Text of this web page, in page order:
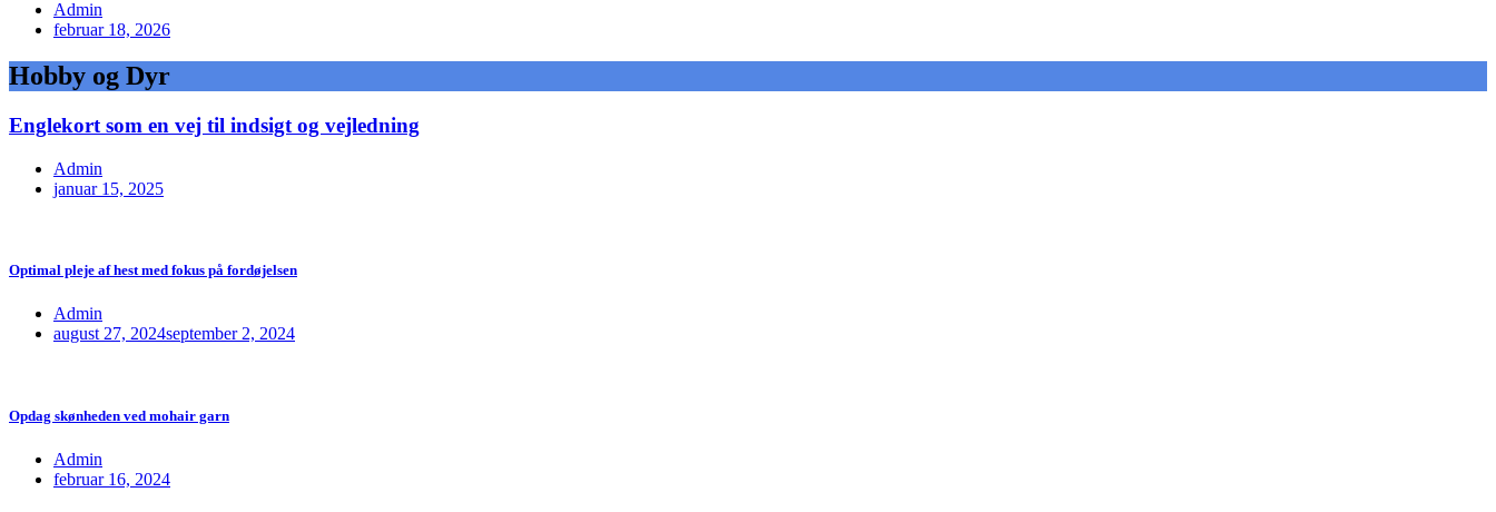
Admin
februar 18, 2026
Hobby og Dyr
Englekort som en vej til indsigt og vejledning
Admin
januar 15, 2025
Optimal pleje af hest med fokus på fordøjelsen
Admin
august 27, 2024september 2, 2024
Opdag skønheden ved mohair garn
Admin
februar 16, 2024